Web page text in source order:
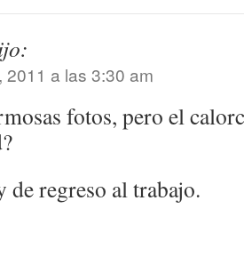
2011 a las 3:30 am
fotos, pero el
de regreso al trabajo.